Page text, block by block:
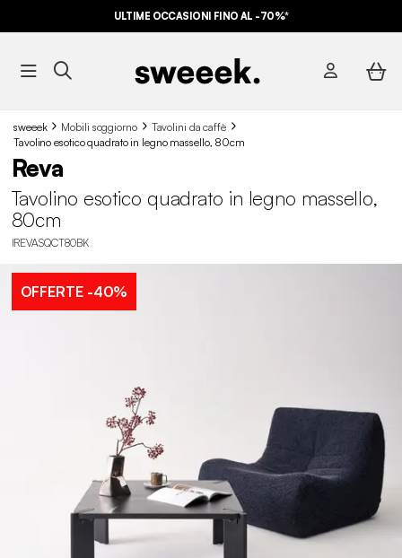
ULTIME OCCASIONI FINO AL -70%*
sweeek Mobili soggiorno
Tavolini da caffè
Tavolino esotico quadrato in legno massello, 80cm
Reva
Tavolino esotico quadrato in legno massello,
80cm
IREVASQCT80BK
OFFERTE-40%